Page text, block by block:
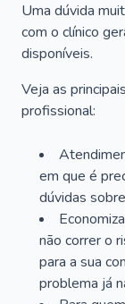
Uma dúvida
com o clínico
disponíveis.
Veja as
profissional:
em que é
dúvidas
não correr o
para a sua
problema já